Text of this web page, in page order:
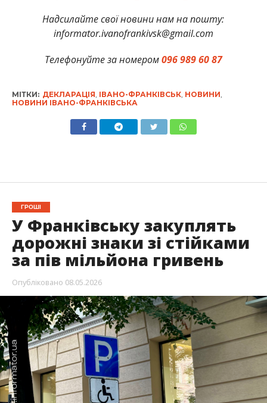
Надсилайте свої новини нам на пошту:
informator.ivanofrankivsk@gmail.com
Телефонуйте за номером096 989 60 87
МІТКИ: ДЕКЛАРАЦІЯ ІВАНО-ФРАНКІВСЬК, НОВИНИ
НОВИНИ ІВАНО-ФРАНКІВСЬКА
ГРОШІ
У Франківську закуплять
дорожні знаки зі стійками
за пів мільйона гривень
Опубліковано 08.05.2026